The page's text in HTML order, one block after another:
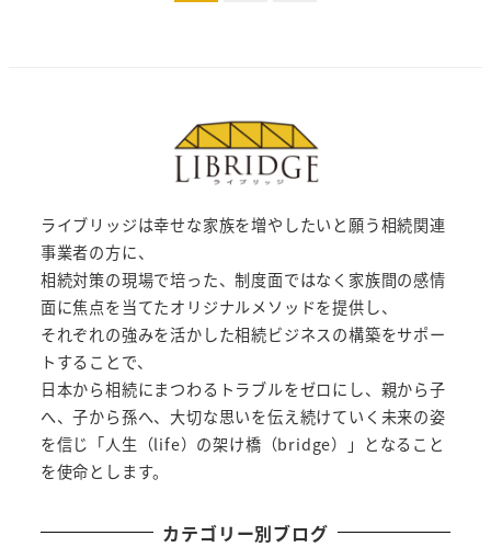
送
り
ライブリッジは幸せな家族を増やしたいと願う相続関連
事業者の方に、
相続対策の現場で培った、制度面ではなく家族間の感情
面に焦点を当てたオリジナルメソッドを提供し、
それぞれの強みを活かした相続ビジネスの構築をサポー
トすることで、
日本から相続にまつわるトラブルをゼロにし、親から子
へ、子から孫へ、大切な思いを伝え続けていく未来の姿
を信じ「人生（life）の架け橋（bridge）」となること
を使命とします。
カテゴリー別ブログ